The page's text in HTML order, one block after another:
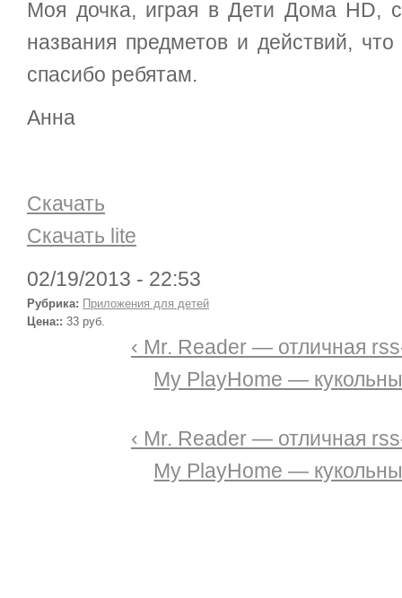
Моя дочка, играя в Дети Дома HD, с
названия предметов и действий,
спасибо ребятам.
Анна
Скачать
Скачать lite
02/19/2013 - 22:53
Рубрика: Приложения для детей
Цена:: 33 руб.
‹ Mr. Reader — отличная
My PlayHome —
‹ Mr. Reader — отличная
My PlayHome —